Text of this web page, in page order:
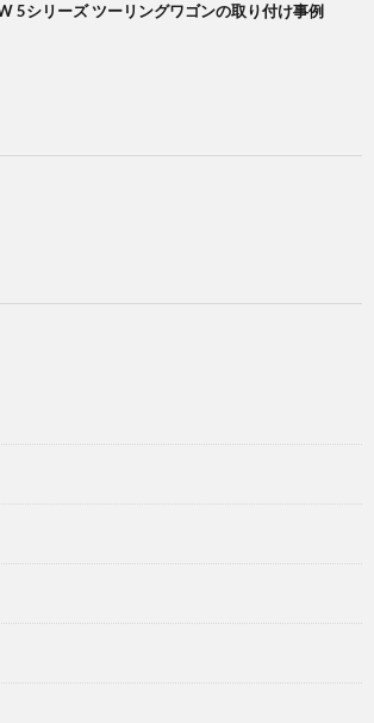
5シリーズ ツーリングワゴンの取り付け事例